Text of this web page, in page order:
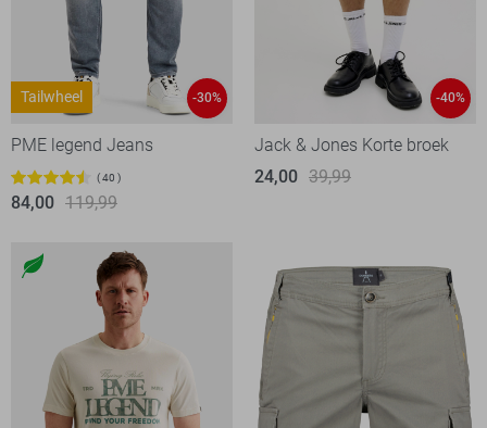
Tailwheel -30%
PME legend Jeans
40
84,00 119,99
-40%
Jack & Jones Korte broek
24,00 39,99